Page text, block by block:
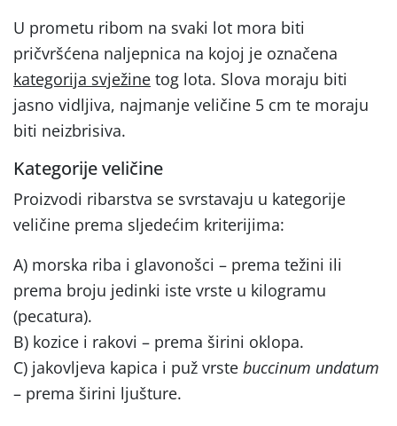
U prometu ribom na svaki lot mora biti
pričvršćena naljepnica na kojoj je označena
kategorija svježine tog lota. Slova moraju biti
jasno vidljiva, najmanje veličine 5 cm te moraju
biti neizbrisiva.
Kategorije veličine
Proizvodi ribarstva se svrstavaju u kategorije
veličine prema sljedećim kriterijima:
A) morska riba i glavonošci – prema težini ili
prema broju jedinki iste vrste u kilogramu
(pecatura).
B) kozice i rakovi – prema širini oklopa.
C) jakovljeva kapica i puž vrste buccinum undatum
– prema širini ljušture.